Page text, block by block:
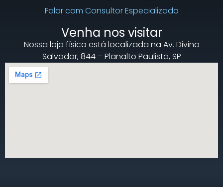
Falar com Consultor Especializado
Venha nos visitar
Nossa loja física está localizada na Av. Divino
Salvador, 844 – Planalto Paulista, SP